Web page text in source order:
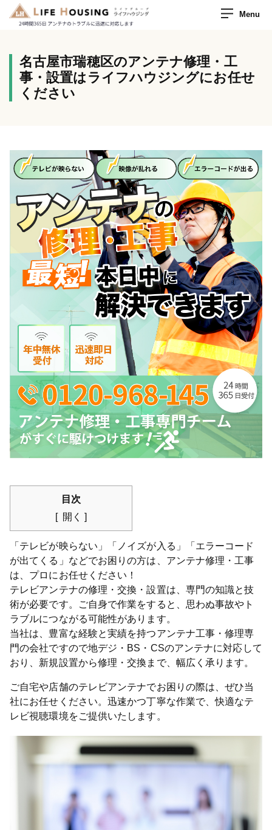
Menu
名古屋市瑞穂区のアンテナ修理・工
事・設置はライフハウジングにお任せ
ください
目次
開く
「テレビが映らない」「ノイズが入る」「エラーコード
が出てくる」などでお困りの方は、アンテナ修理・工事
は、プロにお任せください！
テレビアンテナの修理・交換・設置は、専門の知識と技
術が必要です。ご自身で作業をすると、思わぬ事故やト
ラブルにつながる可能性があります。
当社は、豊富な経験と実績を持つアンテナ工事・修理専
門の会社ですので地デジ・BS・CSのアンテナに対応して
おり、新規設置から修理・交換まで、幅広く承ります。
ご自宅や店舗のテレビアンテナでお困りの際は、ぜひ当
社にお任せください。迅速かつ丁寧な作業で、快適なテ
レビ視聴環境をご提供いたします。